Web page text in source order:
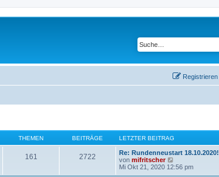
Registrieren
THEMEN BEITRÄGE LETZTER BEITRAG
161 2722
Re: Rundenneustart 18.10.2020!
von mifritscher
e
Mi Okt 21, 2020 12:56 pm